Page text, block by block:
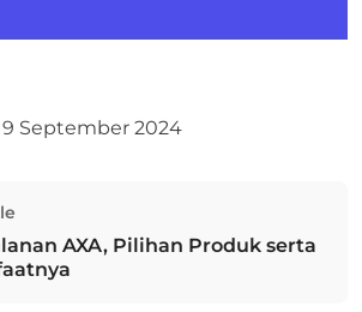
9 September 2024
AXA, Pilihan Produk serta